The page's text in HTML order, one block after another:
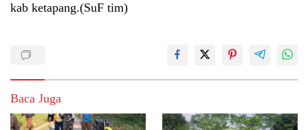
kab ketapang.(SuF tim)
Baca Juga